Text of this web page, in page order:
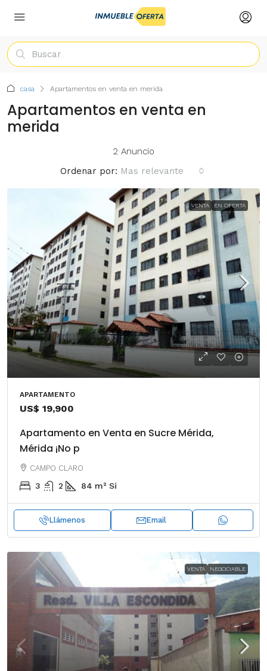
casa Apartamentos en venta en merida
Apartamentos en venta en
merida
2 Anuncio
Ordenar por: Mas relevante
VENTA EN OFERTA
APARTAMENTO
US$ 19,900
Apartamento en Venta en Sucre Mérida,
Mérida ¡No p
CAMPO CLARO
3 2 84 m² Si
Llámenos Email
VENTA NEGOCIABLE